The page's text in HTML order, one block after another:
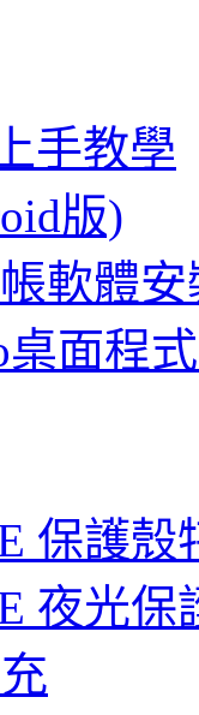
手教學
版)
軟體
桌面程
保護殼
夜光